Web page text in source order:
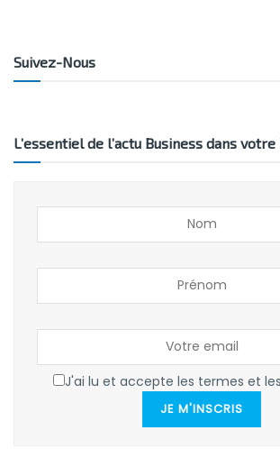
Suivez-Nous
L’essentiel de l’actu Business dans
J'ai lu et accepte les termes et
JE M'INSCRIS